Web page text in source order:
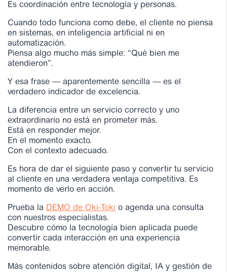
Es coordinación entre tecnología y personas.
Cuando todo funciona como debe, el cliente no piensa
en sistemas, en inteligencia artificial ni en
automatización.
Piensa algo mucho más simple: “Qué bien me
atendieron”.
Y esa frase — aparentemente sencilla — es el
verdadero indicador de excelencia.
La diferencia entre un servicio correcto y uno
extraordinario no está en prometer más.
Está en responder mejor.
En el momento exacto.
Con el contexto adecuado.
Es hora de dar el siguiente paso y convertir tu servicio
al cliente en una verdadera ventaja competitiva. Es
momento de verlo en acción.
Prueba la DEMO de Oki-Toki o agenda una consulta
con nuestros especialistas.
Descubre cómo la tecnología bien aplicada puede
convertir cada interacción en una experiencia
memorable.
Más contenidos sobre atención digital, IA y gestión de